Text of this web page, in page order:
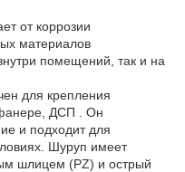
от коррозии
материалов
помещений, так и на
для крепления
ДСП . Он
и подходит для
Шуруп имеет
шлицем (PZ) и острый